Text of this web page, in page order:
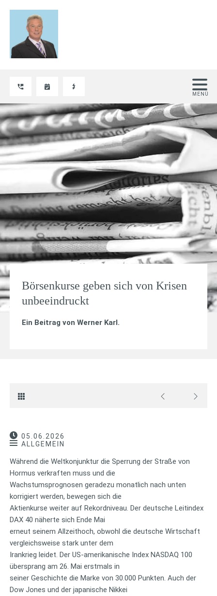
Börsenkurse geben sich von Krisen
unbeeindruckt
Ein Beitrag von Werner Karl.
05.06.2026
ALLGEMEIN
Während die Weltkonjunktur die Sperrung der Straße von
Hormus verkraften muss und die
Wachstumsprognosen geradezu monatlich nach unten
korrigiert werden, bewegen sich die
Aktienkurse weiter auf Rekordniveau. Der deutsche Leitindex
DAX 40 näherte sich Ende Mai
erneut seinem Allzeithoch, obwohl die deutsche Wirtschaft
vergleichsweise stark unter dem
Irankrieg leidet. Der US-amerikanische Index NASDAQ 100
übersprang am 26. Mai erstmals in
seiner Geschichte die Marke von 30.000 Punkten. Auch der
Dow Jones und der japanische Nikkei